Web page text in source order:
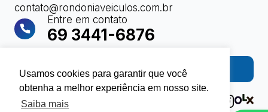
Usamos cookies para garantir que você
obtenha a melhor experiência em nosso site.
Saiba mais
contato@rondoniaveiculos.com.br
Entre em contato
69 3441-6876
Fale com a gente